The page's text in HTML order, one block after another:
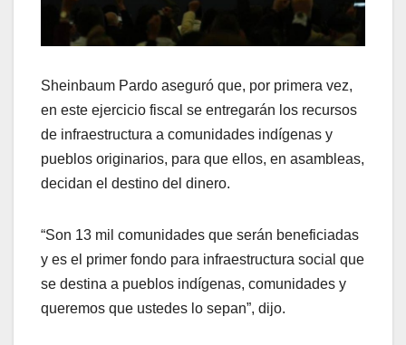
Sheinbaum Pardo aseguró que, por primera vez,
en este ejercicio fiscal se entregarán los recursos
de infraestructura a comunidades indígenas y
pueblos originarios, para que ellos, en asambleas,
decidan el destino del dinero.
“Son 13 mil comunidades que serán beneficiadas
y es el primer fondo para infraestructura social que
se destina a pueblos indígenas, comunidades y
queremos que ustedes lo sepan”, dijo.